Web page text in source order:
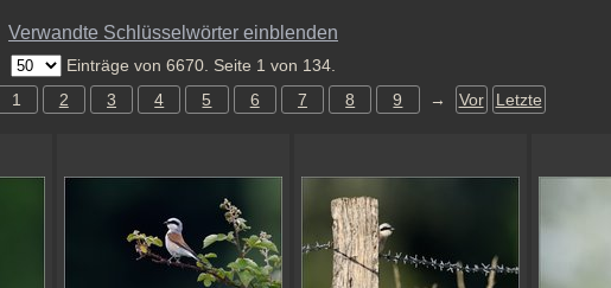
Verwandte Schlüsselwörter einblenden
Einträge von 6670. Seite 1 von 134.
1 2 3 4 5 6 7 8 9 → Vor Letzte